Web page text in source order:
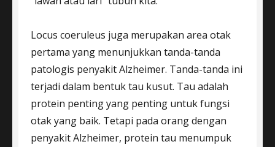
Locus coeruleus juga merupakan area otak
pertama yang menunjukkan tanda-tanda
patologis penyakit Alzheimer. Tanda-tanda ini
terjadi dalam bentuk tau kusut. Tau adalah
protein penting yang penting untuk fungsi
otak yang baik. Tetapi pada orang dengan
penyakit Alzheimer, protein tau menumpuk